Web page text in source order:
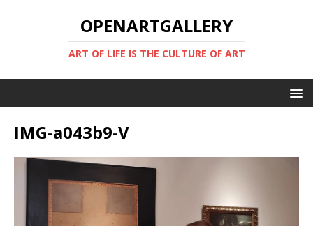
OPENARTGALLERY
ART OF LIFE IS THE CULTURE OF ART
IMG-a043b9-V